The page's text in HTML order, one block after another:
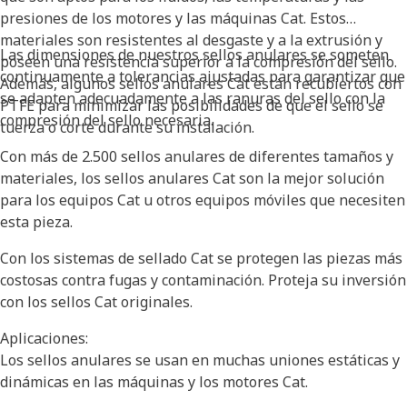
presiones de los motores y las máquinas Cat. Estos
materiales son resistentes al desgaste y a la extrusión y
poseen una resistencia superior a la compresión del sello.
Además, algunos sellos anulares Cat están recubiertos con
PTFE para minimizar las posibilidades de que el sello se
tuerza o corte durante su instalación.
Las dimensiones de nuestros sellos anulares se someten
continuamente a tolerancias ajustadas para garantizar que
se adapten adecuadamente a las ranuras del sello con la
compresión del sello necesaria.
Con más de 2.500 sellos anulares de diferentes tamaños y
materiales, los sellos anulares Cat son la mejor solución
para los equipos Cat u otros equipos móviles que necesiten
esta pieza.
Con los sistemas de sellado Cat se protegen las piezas más
costosas contra fugas y contaminación. Proteja su inversión
con los sellos Cat originales.
Aplicaciones:
Los sellos anulares se usan en muchas uniones estáticas y
dinámicas en las máquinas y los motores Cat.